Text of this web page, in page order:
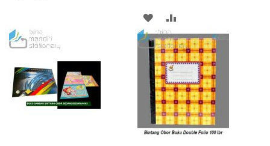
WISHCOMPARE
ADD
TO
WISH
LIST
TO
COMPARE